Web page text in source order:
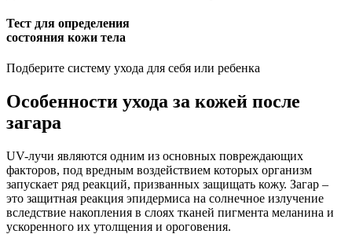
Тест для определения
состояния кожи тела
Подберите систему ухода для себя или ребенка
Особенности ухода за кожей после
загара
UV-лучи являются одним из основных повреждающих
факторов, под вредным воздействием которых организм
запускает ряд реакций, призванных защищать кожу. Загар –
это защитная реакция эпидермиса на солнечное излучение
вследствие накопления в слоях тканей пигмента меланина и
ускоренного их утолщения и ороговения.